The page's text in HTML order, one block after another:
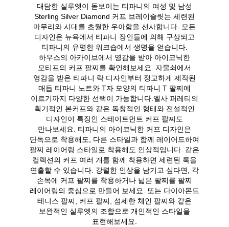
대담한 실루엣이 돋보이는 티파니의 여성 및 남성
Sterling Silver Diamond 커프 브레이슬릿는 세련된
마무리와 시대를 초월한 우아함을 선사합니다. 모든
디자인은 뉴욕에서 티파니 장인들에 의해 구상되고
티파니의 유명한 워크숍에서 생명을 얻습니다.
하우스의 아카이브에서 영감을 받아 아이코닉한
모티프의 커프 팔찌를 확인해보세요. 자물쇠에서
영감을 받은 티파니 락 디자인부터 정교하게 제작된
매듭 티파니 노트와 T자 모양의 티파니 T 팔찌에
이르기까지 다양한 선택이 가능합니다.엘사 퍼레티의
획기적인 본커프와 같은 독창적인 형태와 전설적인
디자인이 특징인 스테이트먼트 커프 팔찌도
만나보세요. 티파니의 아이코닉한 커프 디자인은
단독으로 착용해도, 다른 스타일과 함께 레이어드하여
팔찌 레이어링 스타일로 착용해도 인상적입니다. 같은
컬렉션의 커프 여러 개를 함께 착용하면 세련된 룩을
연출할 수 있습니다. 강렬한 인상을 남기고 싶다면, 각
손목에 커프 팔찌를 착용하거나 넓은 팔찌를 팔찌
레이어링의 중심으로 만들어 보세요. 또는 다이아몬드
테니스 팔찌, 커프 팔찌, 섬세한 체인 팔찌와 같은
보완적인 실루엣의 조합으로 개인적인 스타일을
표현해보세요.